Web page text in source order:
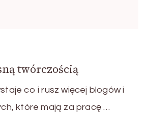
twórczością
co i rusz więcej blogów i
które mają za pracę …